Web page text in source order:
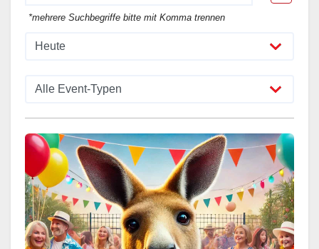
*mehrere Suchbegriffe bitte mit Komma trennen